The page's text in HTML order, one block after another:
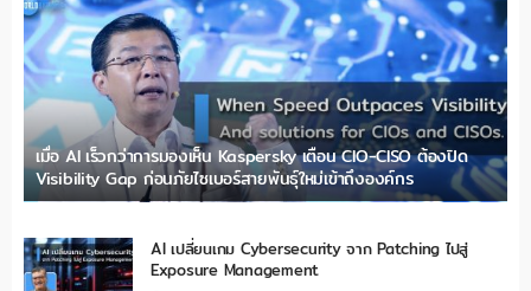
เมื่อ AI เร็วกว่าการมองเห็น Kaspersky เตือน CIO-CISO ต้องปิด
Visibility Gap ก่อนภัยไซเบอร์สายพันธุ์ใหม่เข้าถึงองค์กร
AI เปลี่ยนเกม Cybersecurity จาก Patching ไปสู่
Exposure Management